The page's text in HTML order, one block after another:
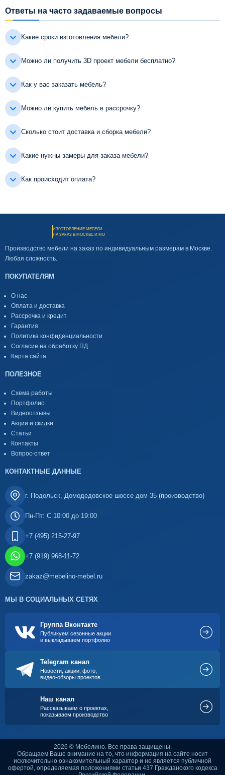
Ответы на часто задаваемые вопросы
Какие сроки изготовления мебели?
Можно ли получить 3D проект мебели бесплатно?
Как у вас заказать мебель?
Можно ли купить мебель в рассрочку?
Сколько стоит доставка и сборка мебели?
Какие нужны замеры для заказа мебели?
Как происходит оплата?
ИЗГОТОВЛЕНИЕ МЕБЕЛИ
НА ЗАКАЗ В МОСКВЕ И МО
Производство мебели на заказ по индивидуальным размерам в Москве.
Любая сложность.
ПОКУПАТЕЛЯМ
О нас
Оплата и доставка
Рассрочка и кредит
Гарантия
Политика конфиденциальности
Согласие на обработку ПД
Карта сайта
ПОЛЕЗНОЕ
Схема работы
Портфолио
Видеоотзывы
Акции и скидки
Статьи
Контакты
Вопрос-ответ
КОНТАКТНЫЕ ДАННЫЕ
г. Подольск, Домодедовское шоссе дом 35 (производство)
Пн-Пт: С 10:00 до 19:00
+7 (495) 215-27-97
+7 (919) 968-11-72
zakaz@mebelino-mebel.ru
МЫ В СОЦИАЛЬНЫХ СЕТЯХ
Группа Вконтакте
Публикуем сезонные акции
и выкладываем портфолио
Telegram канал
Новости, акции, фото,
видео-обзоры проектов
Наш канал
Рассказываем о проектах,
показываем производство
2026 © Мебелино. Все права защищены.
Обращаем Ваше внимание на то, что информация на сайте носит
исключительно ознакомительный характер и не является публичной
офертой, определяемая положениями статьи 437 Гражданского кодекса